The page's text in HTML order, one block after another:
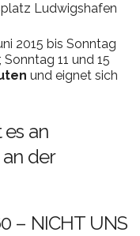
Ludwigshafen
2015 bis Sonntag
Sonntag 11 und 15
und eignet sich
an
an der
– NICHT UNS